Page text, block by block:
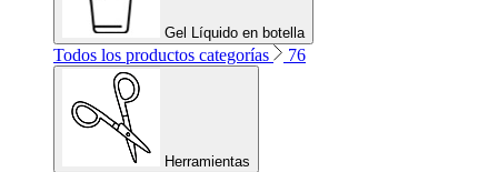
Gel Líquido en botella
Todos los productos categorías 76
Herramientas